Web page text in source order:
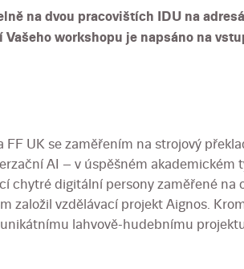
na dvou pracovištích IDU na
workshopu je napsáno na
UK se zaměřením na strojový
AI – v úspěšném akademickém
chytré digitální persony zaměřené na
založil vzdělávací projekt Aignos.
lahvově-hudebnímu